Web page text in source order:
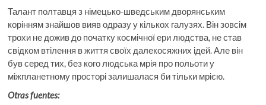
Талант полтавця з німецько-шведським дворянським
корінням знайшов вияв одразу у кількох галузях. Він зовсім
трохи не дожив до початку космічної ери людства, не став
свідком втілення в життя своїх далекосяжних ідей. Але він
був серед тих, без кого людська мрія про польоти у
міжпланетному просторі залишалася би тільки мрією.
Otras fuentes: